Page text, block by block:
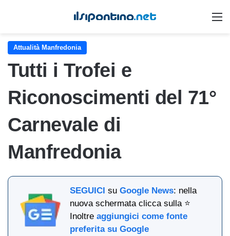
Attualità Manfredonia
Tutti i Trofei e
Riconoscimenti del 71°
Carnevale di
Manfredonia
SEGUICI suGoogle News: nella
nuova schermata clicca sulla ⭐
Inoltreaggiungici come fonte
preferita su Google